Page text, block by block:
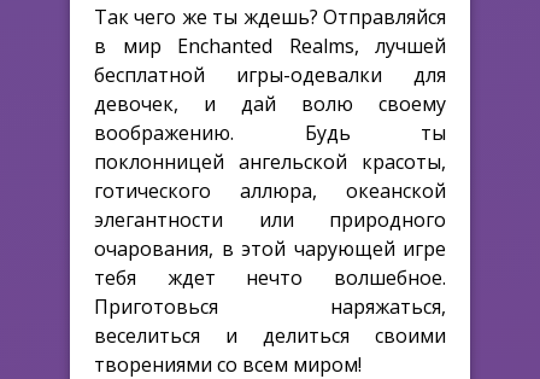
Так чего же ты ждешь? Отправляйся
в мир Enchanted Realms, лучшей
бесплатной игры-одевалки для
девочек, и дай волю своему
воображению. Будь ты
поклонницей ангельской красоты,
готического аллюра, океанской
элегантности или природного
очарования, в этой чарующей игре
тебя ждет нечто волшебное.
Приготовься наряжаться,
веселиться и делиться своими
творениями со всем миром!